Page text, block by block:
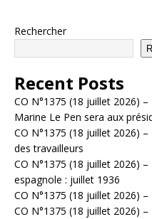
Rechercher
Recent Posts
CO N°1375 (18 juillet 2026)
Marine Le Pen sera aux
CO N°1375 (18 juillet 2026)
des travailleurs
CO N°1375 (18 juillet 2026)
espagnole : juillet 1936
CO N°1375 (18 juillet 2026)
CO N°1375 (18 juillet 2026)